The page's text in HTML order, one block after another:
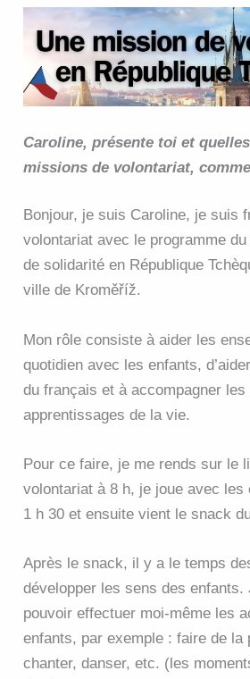
Caroline, présente toi et q
missions de volontariat,
Bonjour, je suis Caroline, je suis
volontariat avec le programme
de solidarité en République
ville de Kroměříž.
Mon rôle consiste à aider les
quotidien avec les enfants,
du français et à accompagner
apprentissages de la vie.
Pour ce faire, je me rends sur le
volontariat à 8 h, je joue avec les
1 h 30 et ensuite vient le snack
Après le snack, il y a le temps
développer les sens des enfants.
pouvoir effectuer moi-même les
enfants, par exemple : faire de la
chanter, danser, etc. (les